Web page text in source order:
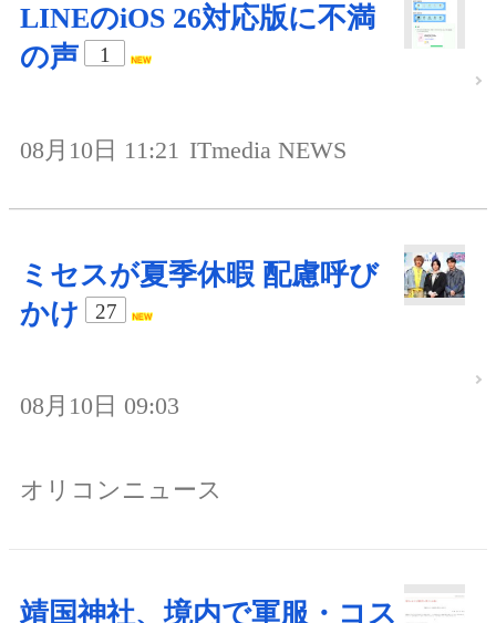
LINEのiOS 26対応版に不満
の声
1
08月10日 11:21 ITmedia NEWS
ミセスが夏季休暇 配慮呼び
かけ
27
08月10日 09:03
オリコンニュース
靖国神社、境内で軍服・コス